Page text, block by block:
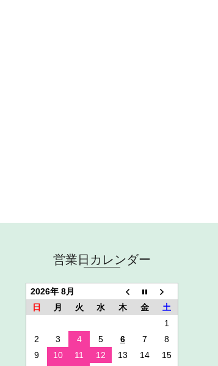
営業日カレンダー
2026年 8月
日
月 火 水 木 金
土
1
2
3 4 5 6 7
8
9
10 11 12 13 14 15